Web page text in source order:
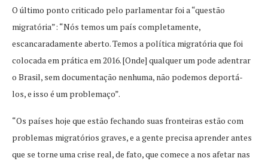
O último ponto criticado pelo parlamentar foi a “questão
migratória”: “Nós temos um país completamente,
escancaradamente aberto. Temos a política migratória que foi
colocada em prática em 2016. [Onde] qualquer um pode adentrar
o Brasil, sem documentação nenhuma, não podemos deportá-
los, e isso é um problemaço”.
“Os países hoje que estão fechando suas fronteiras estão com
problemas migratórios graves, e a gente precisa aprender antes
que se torne uma crise real, de fato, que comece a nos afetar nas